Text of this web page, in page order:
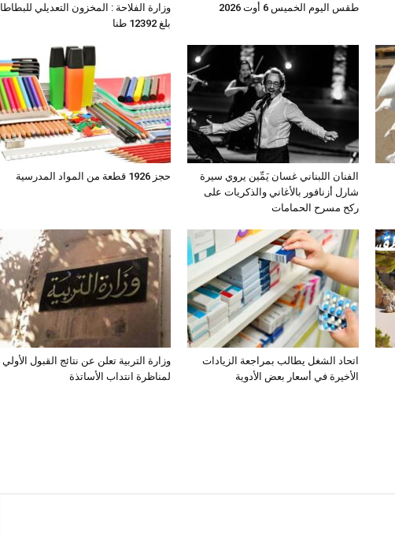
وزارة الفلاحة : المخزون التعديلي للبطاطا
بلغ 12392 طنا
طقس اليوم الخميس 6 أوت 2026
حجز 1926 قطعة من المواد المدرسية
الفنان اللبناني غسان يَمِّين يروي سيرة
شارل أزنافور بالأغاني والذكريات على
ركح مسرح الحمامات
وزارة التربية تعلن عن نتائج القبول الأولي
لمناظرة انتداب الأساتذة
اتحاد الشغل يطالب بمراجعة الزيادات
الأخيرة في أسعار بعض الأدوية